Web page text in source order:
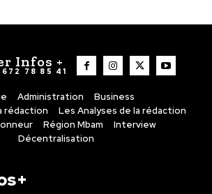
Infos +
78 85 41
Administration
Business
rédaction
Les Analyses de la rédaction
Région Mbam
Interview
Décentralisation